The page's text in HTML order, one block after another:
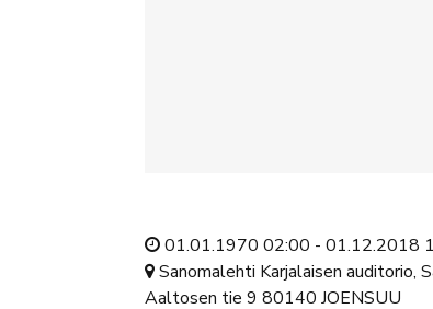
01.01.1970 02:00 - 01.12.2018
Sanomalehti Karjalaisen auditorio,
Aaltosen tie 9 80140 JOENSUU